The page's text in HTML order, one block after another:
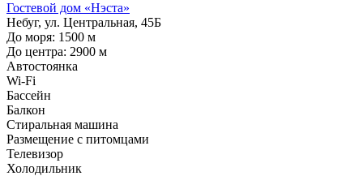
Гостевой дом «Нэста»
Небуг, ул. Центральная, 45Б
До моря: 1500 м
До центра: 2900 м
Автостоянка
Wi-Fi
Бассейн
Балкон
Стиральная машина
Размещение с питомцами
Телевизор
Холодильник